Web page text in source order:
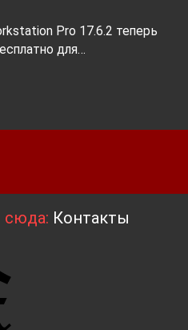
Pro 17.6.2 теперь
для…
сюда: Контакты